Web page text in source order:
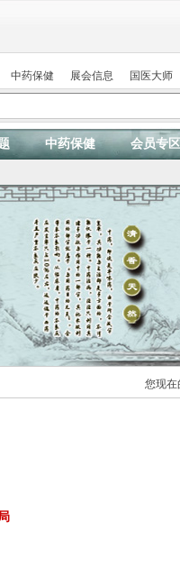
中药保健 展会信息 国医大师
中药保健 会员专区
您现在